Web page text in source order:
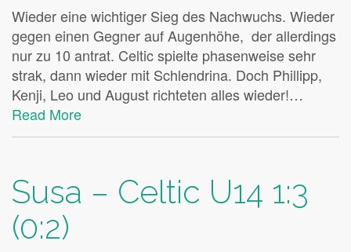
Wieder eine wichtiger Sieg des Nachwuchs. Wieder
gegen einen Gegner auf Augenhöhe, der allerdings
nur zu 10 antrat. Celtic spielte phasenweise sehr
strak, dann wieder mit Schlendrina. Doch Phillipp,
Kenji, Leo und August richteten alles wieder!…
Read More
Susa – Celtic U14 1:3
(0:2)